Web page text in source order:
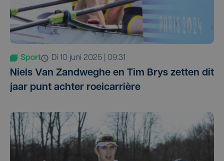
Sport di 10 juni 2025 | 09:31
Niels Van Zandweghe en Tim Brys zetten dit
jaar punt achter roeicarrière